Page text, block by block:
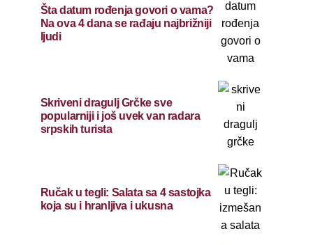
Šta datum rođenja govori o vama?
Na ova 4 dana se rađaju najbrižniji
ljudi
Skriveni dragulj Grčke sve
popularniji i još uvek van radara
srpskih turista
Ručak u tegli: Salata sa 4 sastojka
koja su i hranljiva i ukusna